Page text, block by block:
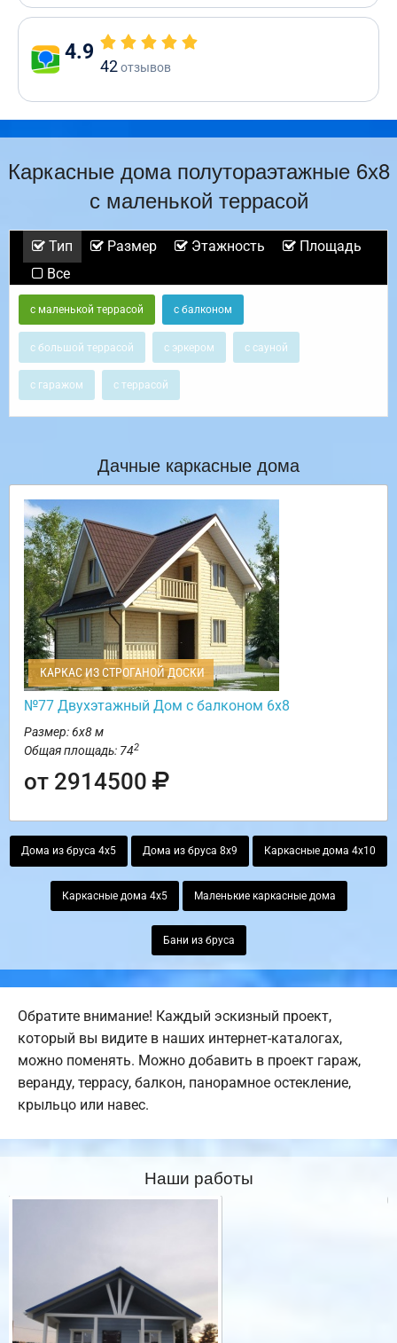
4.9
42отзывов
Каркасные дома полутораэтажные 6х8
с маленькой террасой
Тип Размер Этажность
Площадь
Все
с маленькой террасой с балконом
с большой террасой с эркером с сауной
с гаражом с террасой
Дачные каркасные дома
КАРКАС ИЗ СТРОГАНОЙ ДОСКИ
№77 Двухэтажный Дом с балконом 6х8
Размер: 6х8 м
Общая площадь: 742
от 2914500
Дома из бруса 4х5 Дома из бруса 8х9 Каркасные дома 4х10
Каркасные дома 4х5 Маленькие каркасные дома
Бани из бруса
Обратите внимание! Каждый эскизный проект,
который вы видите в наших интернет-каталогах,
можно поменять. Можно добавить в проект гараж,
веранду, террасу, балкон, панорамное остекление,
крыльцо или навес.
Наши работы